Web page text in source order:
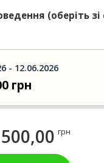
(оберіть зі
- 12.06.2026
грн
грн